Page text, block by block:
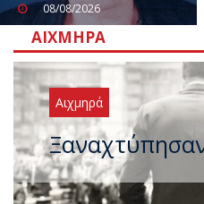
08/08/2026
ΑΙΧΜΗΡΆ
Αιχμηρά
ΠΑΣΟΚ μετά